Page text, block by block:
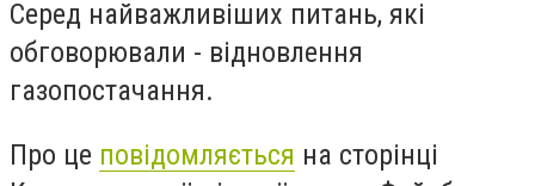
Серед найважливіших питань, які
обговорювали - відновлення
газопостачання.
Про це повідомляється на сторінці